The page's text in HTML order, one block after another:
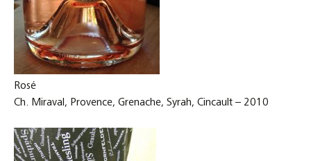
Rosé
Ch. Miraval, Provence, Grenache, Syrah, Cincault – 2010